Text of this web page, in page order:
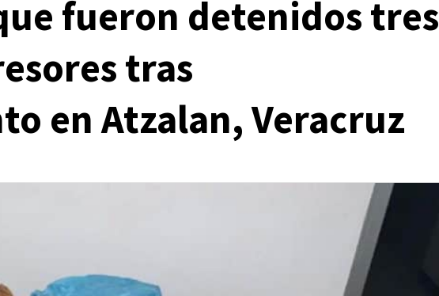
fueron detenidos tres
tras
en Atzalan, Veracruz
Reportes